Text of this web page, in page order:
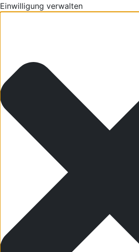
Einwilligung verwalten